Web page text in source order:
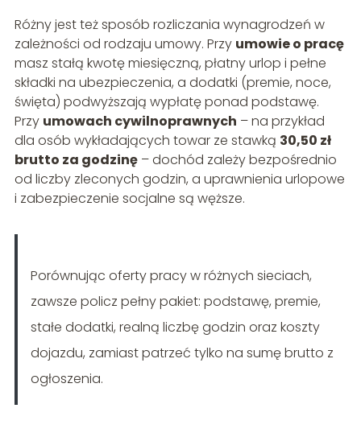
Różny jest też sposób rozliczania wynagrodzeń w
zależności od rodzaju umowy. Przy umowie o pracę
masz stałą kwotę miesięczną, płatny urlop i pełne
składki na ubezpieczenia, a dodatki (premie, noce,
święta) podwyższają wypłatę ponad podstawę.
Przy umowach cywilnoprawnych – na przykład
dla osób wykładających towar ze stawką 30,50 zł
brutto za godzinę– dochód zależy bezpośrednio
od liczby zleconych godzin, a uprawnienia urlopowe
i zabezpieczenie socjalne są węższe.
Porównując oferty pracy w różnych sieciach,
zawsze policz pełny pakiet: podstawę, premie,
stałe dodatki, realną liczbę godzin oraz koszty
dojazdu, zamiast patrzeć tylko na sumę brutto z
ogłoszenia.